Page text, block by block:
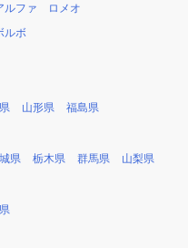
ルファ ロメオ
ルボ
山形県 福島県
県 栃木県 群馬県 山梨県